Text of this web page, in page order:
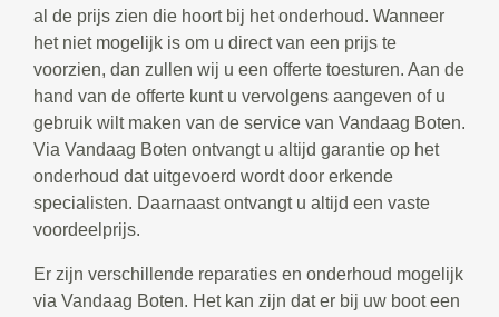
al de prijs zien die hoort bij het onderhoud. Wanneer
het niet mogelijk is om u direct van een prijs te
voorzien, dan zullen wij u een offerte toesturen. Aan de
hand van de offerte kunt u vervolgens aangeven of u
gebruik wilt maken van de service van Vandaag Boten.
Via Vandaag Boten ontvangt u altijd garantie op het
onderhoud dat uitgevoerd wordt door erkende
specialisten. Daarnaast ontvangt u altijd een vaste
voordeelprijs.
Er zijn verschillende reparaties en onderhoud mogelijk
via Vandaag Boten. Het kan zijn dat er bij uw boot een